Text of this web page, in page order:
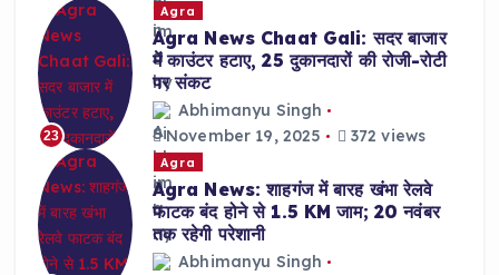
23
Agra
Agra News Chaat Gali: सदर बाजार
में काउंटर हटाए, 25 दुकानदारों की रोजी-रोटी
पर संकट
Abhimanyu Singh
November 19, 2025
372 views
Agra
Agra News: शाहगंज में बारह खंभा रेलवे
फाटक बंद होने से 1.5 KM जाम; 20 नवंबर
तक रहेगी परेशानी
Abhimanyu Singh